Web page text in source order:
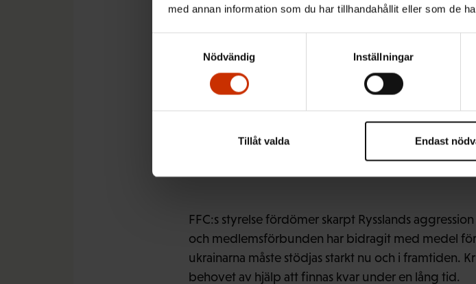
med annan information som du har tillhandahållit eller som de
Nödvändig
Inställningar
Endast
Tillåt valda
Vi måste stödja
nu och i framtiden
FFC:s styrelse fördömer skarpt Rysslands
och medlemsförbunden har bidragit med medel
ukrainarna måste stödjas starkt nu och i framtiden.
behovet av hjälp att finnas kvar under en lång tid.